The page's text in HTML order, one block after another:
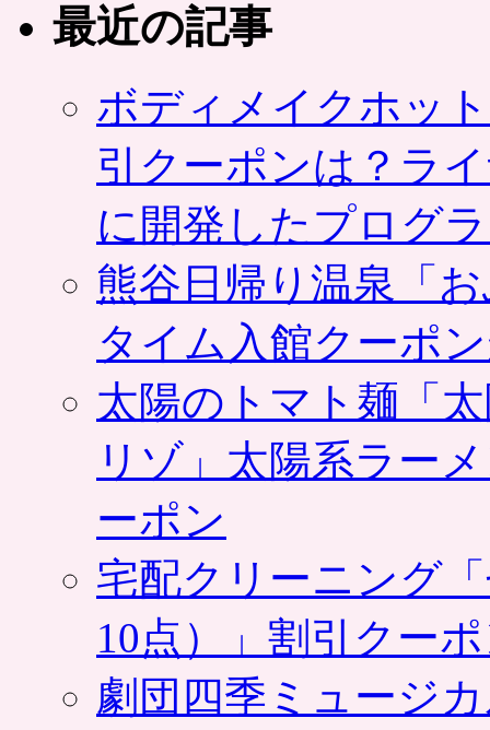
最近の記事
ボディメイクホッ
引クーポンは？ラ
に開発したプログ
熊谷日帰り温泉「
タイム入館クーポ
太陽のトマト麺「
リゾ」太陽系ラー
ーポン
宅配クリーニング
10点）」割引クー
劇団四季ミュージ